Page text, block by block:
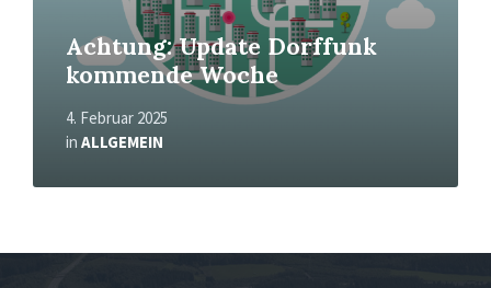
Achtung: Update Dorffunk
kommende Woche
4. Februar 2025
in ALLGEMEIN